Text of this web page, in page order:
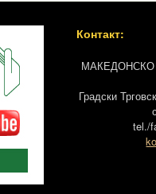
Контакт:
Градски
tel./